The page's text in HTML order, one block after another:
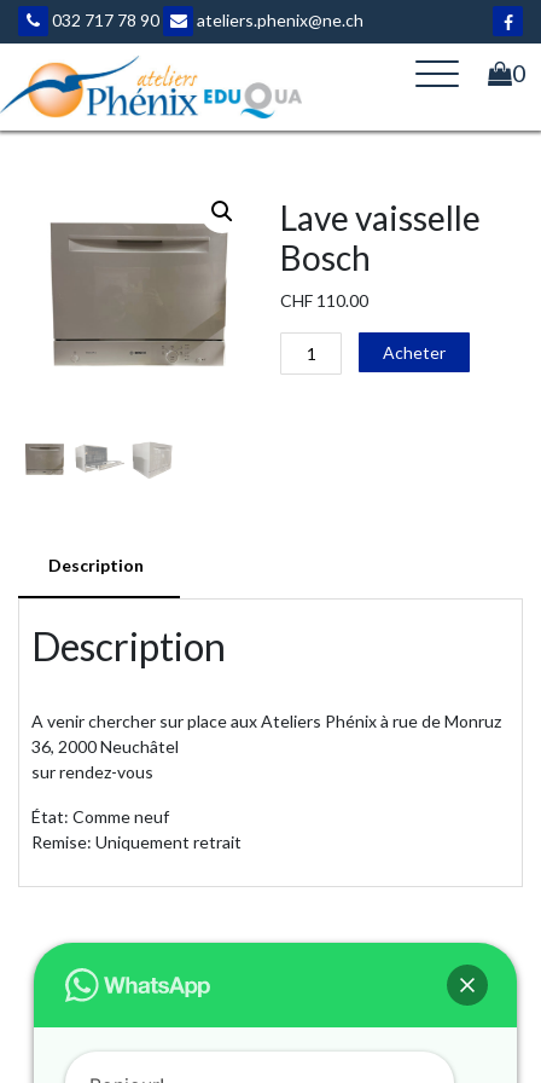
Aller
contenu
032 717 78 90 ateliers.phenix@ne.ch
0
Lave vaisselle
Bosch
CHF 110.00
quantité
de
Acheter
Description
Description
A venir chercher sur place aux Ateliers Phénix à rue de Monruz
36, 2000 Neuchâtel
sur rendez-vous
État: Comme neuf
Remise: Uniquement retrait